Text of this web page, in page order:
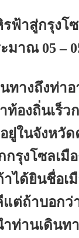
รฟ้าสู่กรุงโ
มาณ 05 –
นทางถึงท่
ท้องถิ่นเร็
ยู่ในจังหวั
รุงโซลเมื
าได้ยินชื่อเ
แต่ถ้าบอกว่
ท่านเดินท